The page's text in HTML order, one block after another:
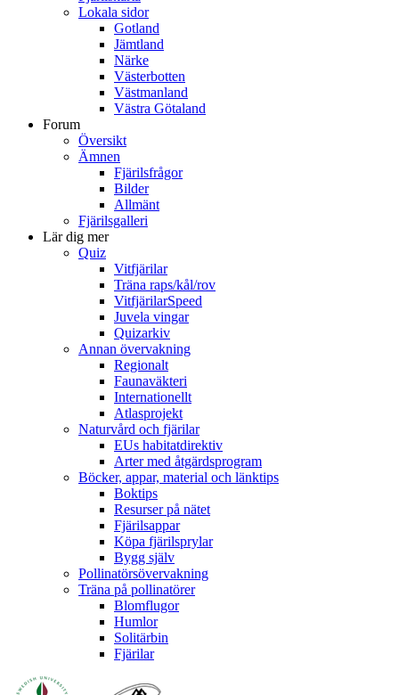
Lokala sidor
Gotland
Jämtland
Närke
Västerbotten
Västmanland
Västra Götaland
Forum
Översikt
Ämnen
Fjärilsfrågor
Bilder
Allmänt
Fjärilsgalleri
Lär dig mer
Quiz
Vitfjärilar
Träna raps/kål/rov
VitfjärilarSpeed
Juvela vingar
Quizarkiv
Annan övervakning
Regionalt
Faunaväkteri
Internationellt
Atlasprojekt
Naturvård och fjärilar
EUs habitatdirektiv
Arter med åtgärdsprogram
Böcker, appar, material och länktips
Boktips
Resurser på nätet
Fjärilsappar
Köpa fjärilsprylar
Bygg själv
Pollinatörsövervakning
Träna på pollinatörer
Blomflugor
Humlor
Solitärbin
Fjärilar